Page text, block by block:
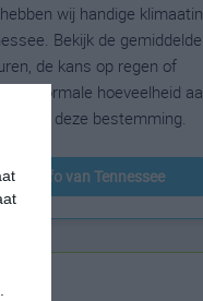
wij handige
Bekijk de gemiddelde
de kans op regen of
de normale hoeveelheid
voor deze bestemming.
van Tennessee